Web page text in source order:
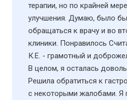
терапии, но по крайней
улучшения. Думаю, было
обращаться к врачу и во
клиники. Понравилось
К.Е. - грамотный и
В целом, я осталась
Решила обратиться к
с некоторыми жалобами. Я